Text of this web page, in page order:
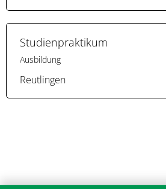
Studienpraktikum
Ausbildung
Reutlingen